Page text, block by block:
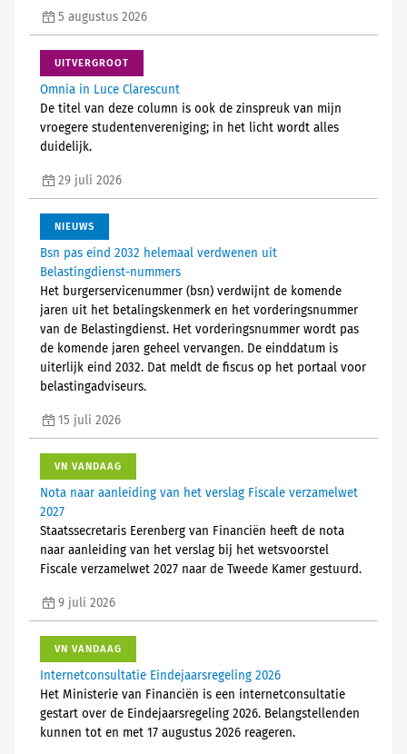
5 augustus 2026
UITVERGROOT
Omnia in Luce Clarescunt
De titel van deze column is ook de zinspreuk van mijn
vroegere studentenvereniging; in het licht wordt alles
duidelijk.
29 juli 2026
NIEUWS
Bsn pas eind 2032 helemaal verdwenen uit
Belastingdienst-nummers
Het burgerservicenummer (bsn) verdwijnt de komende
jaren uit het betalingskenmerk en het vorderingsnummer
van de Belastingdienst. Het vorderingsnummer wordt pas
de komende jaren geheel vervangen. De einddatum is
uiterlijk eind 2032. Dat meldt de fiscus op het portaal voor
belastingadviseurs.
15 juli 2026
VN VANDAAG
Nota naar aanleiding van het verslag Fiscale verzamelwet
2027
Staatssecretaris Eerenberg van Financiën heeft de nota
naar aanleiding van het verslag bij het wetsvoorstel
Fiscale verzamelwet 2027 naar de Tweede Kamer gestuurd.
9 juli 2026
VN VANDAAG
Internetconsultatie Eindejaarsregeling 2026
Het Ministerie van Financiën is een internetconsultatie
gestart over de Eindejaarsregeling 2026. Belangstellenden
kunnen tot en met 17 augustus 2026 reageren.